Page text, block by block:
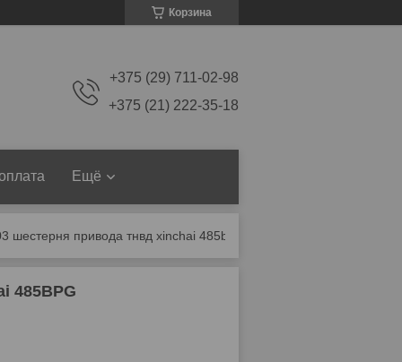
Корзина
+375 (29) 711-02-98
+375 (21) 222-35-18
Ещё
шестерня привода тнвд xinchai 485bpg
485BPG